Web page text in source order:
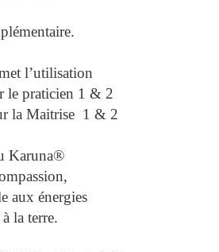
l’utilisation
le praticien 1 & 2
la Maitrise 1 & 2
Karuna®
aux énergies
la terre.